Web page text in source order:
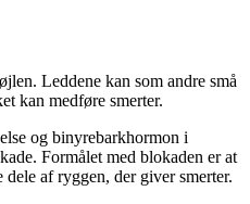
Leddene kan som andre små
kan medføre smerter.
og binyrebarkhormon i
Formålet med blokaden er at
af ryggen, der giver smerter.